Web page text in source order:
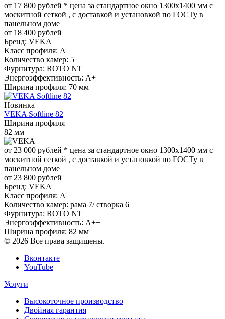
от 17 800 рублей * цена за стандартное окно 1300x1400 мм с
москитной сеткой , с доставкой и установкой по ГОСТу в
панельном доме
от 18 400 рублей
Бренд: VEKA
Класс профиля: А
Количество камер: 5
Фурнитура: ROTO NT
Энергоэффективность: A+
Ширина профиля: 70 мм
Новинка
VEKA Softline 82
Ширина профиля
82 мм
от 23 000 рублей * цена за стандартное окно 1300x1400 мм с
москитной сеткой , с доставкой и установкой по ГОСТу в
панельном доме
от 23 800 рублей
Бренд: VEKA
Класс профиля: А
Количество камер: рама 7/ створка 6
Фурнитура: ROTO NT
Энергоэффективность: A++
Ширина профиля: 82 мм
© 2026 Все права защищены.
Вконтакте
YouTube
Услуги
Высокоточное производство
Двойная гарантия